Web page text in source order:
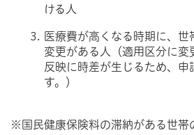
ける人
医療費が高くなる時期に、世
変更がある人（適用区分に変
反映に時差が生じるため、申
す。）
※国民健康保険料の滞納がある世帯